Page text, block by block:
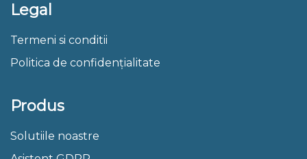
Legal
Termeni si conditii
Politica de confidențialitate
Produs
Solutiile noastre